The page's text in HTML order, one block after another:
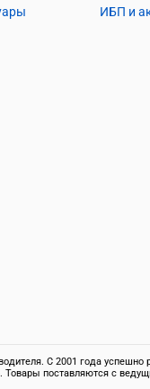
ИБП и
С 2001 года
поставляются с